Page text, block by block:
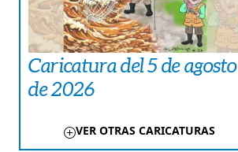
Caricatura del 5 de agosto
de 2026
VER OTRAS CARICATURAS